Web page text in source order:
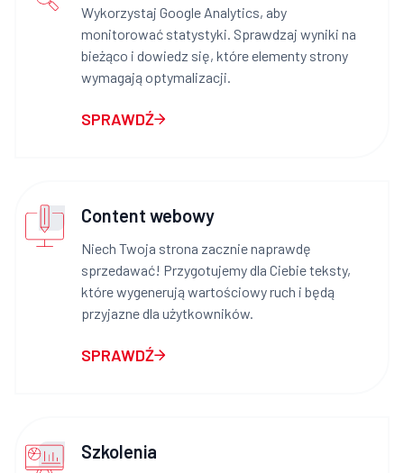
Wykorzystaj Google Analytics, aby
monitorować statystyki. Sprawdzaj wyniki na
bieżąco i dowiedz się, które elementy strony
wymagają optymalizacji.
SPRAWDŹ
Content webowy
Niech Twoja strona zacznie naprawdę
sprzedawać! Przygotujemy dla Ciebie teksty,
które wygenerują wartościowy ruch i będą
przyjazne dla użytkowników.
SPRAWDŹ
Szkolenia